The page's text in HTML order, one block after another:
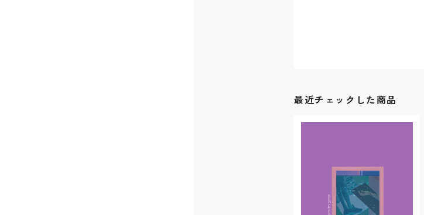
最近チェックした商品